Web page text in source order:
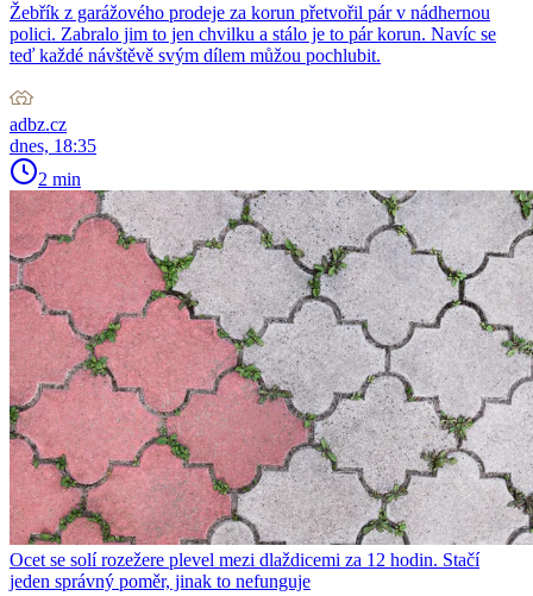
Žebřík z garážového prodeje za korun přetvořil pár v nádhernou
polici. Zabralo jim to jen chvilku a stálo je to pár korun. Navíc se
teď každé návštěvě svým dílem můžou pochlubit.
adbz.cz
dnes, 18:35
2 min
Ocet se solí rozežere plevel mezi dlaždicemi za 12 hodin. Stačí
jeden správný poměr, jinak to nefunguje